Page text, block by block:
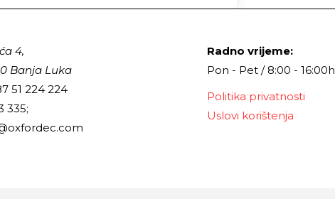
4,
Banja Luka
51 224 224
335;
Radno vrijeme:
Pon - Pet / 8:00 - 16:00h
Politika privatnosti
Uslovi korištenja